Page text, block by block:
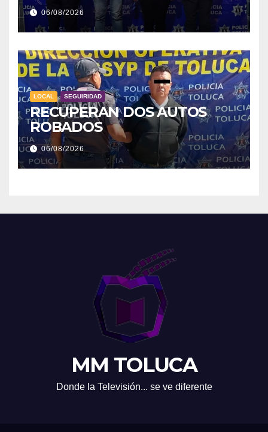
06/08/2026
LOCAL SEGUIRIDAD
RECUPERAN DOS AUTOS
ROBADOS
06/08/2026
MM TOLUCA
Donde la Televisión... se ve diferente